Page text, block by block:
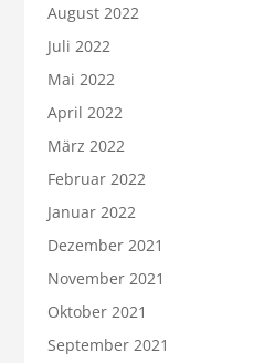
August 2022
Juli 2022
Mai 2022
April 2022
März 2022
Februar 2022
Januar 2022
Dezember 2021
November 2021
Oktober 2021
September 2021